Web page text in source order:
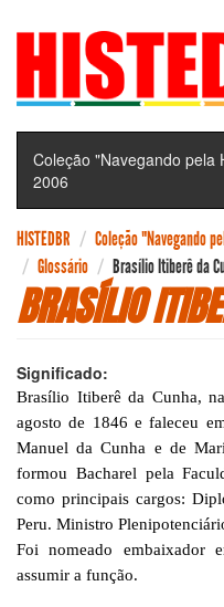
Pular
conteúdo
Coleção "Navegando pela
2006
HISTEDBR
Coleção "Navegando
Glossário
Brasílio Itiberê da
BRASÍLIO
Significado:
Brasílio Itiberê da Cunha,
agosto de 1846 e faleceu
Manuel da Cunha e de
formou Bacharel pela
como principais cargos:
Peru. Ministro
Foi nomeado embaixador
assumir a função.